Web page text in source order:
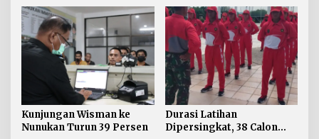
Personel
Kunjungan Wisman ke
Nunukan Turun 39 Persen
Durasi Latihan
Dipersingkat, 38 Calon